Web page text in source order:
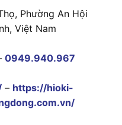
Phường An Hội
Việt Nam
0949.940.967
– https://hioki-